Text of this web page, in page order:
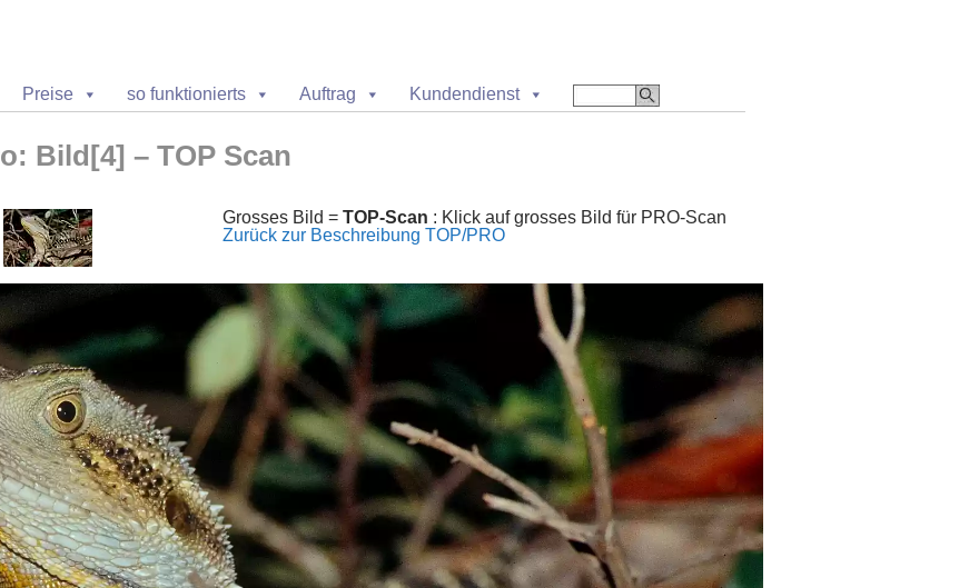
Preise so funktionierts Auftrag Kundendienst
Bild[4] – TOP Scan
Grosses Bild = TOP-Scan : Klick auf grosses Bild für PRO-Scan
Zurück zur Beschreibung TOP/PRO